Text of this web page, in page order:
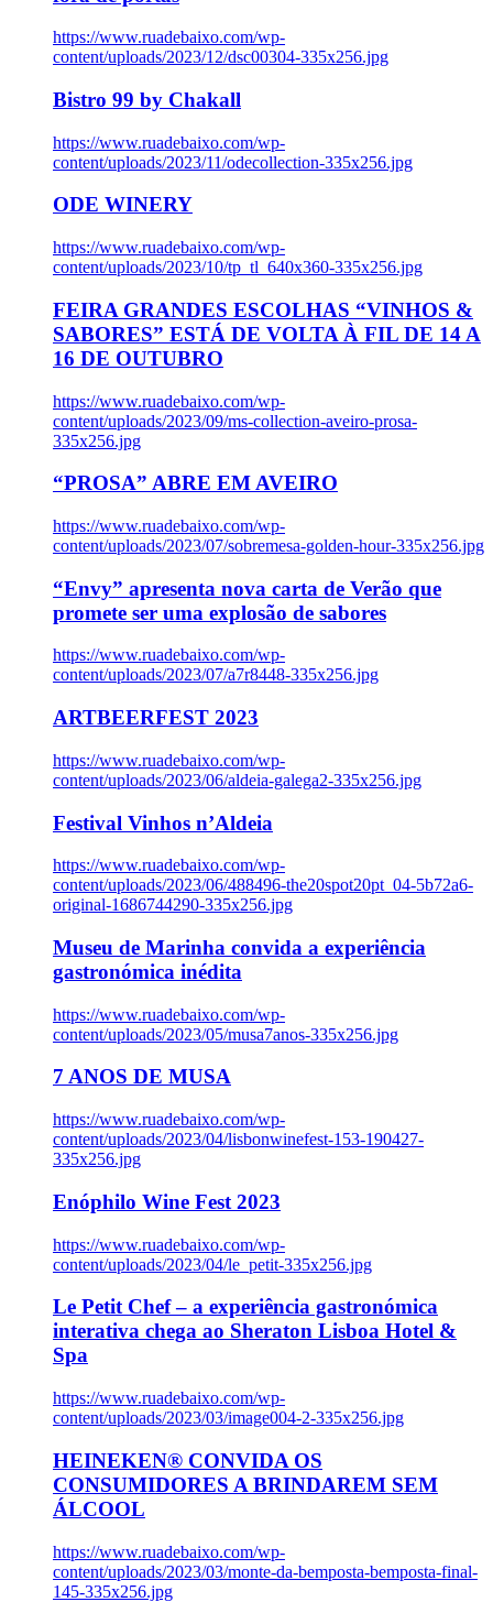
https://www.ruadebaixo.com/wp-
content/uploads/2023/12/dsc00304-335x256.jpg
Bistro 99 by Chakall
https://www.ruadebaixo.com/wp-
content/uploads/2023/11/odecollection-335x256.jpg
ODE WINERY
https://www.ruadebaixo.com/wp-
content/uploads/2023/10/tp_tl_640x360-335x256.jpg
FEIRA GRANDES ESCOLHAS “VINHOS &
SABORES” ESTÁ DE VOLTA À FIL DE 14 A
16 DE OUTUBRO
https://www.ruadebaixo.com/wp-
content/uploads/2023/09/ms-collection-aveiro-prosa-
335x256.jpg
“PROSA” ABRE EM AVEIRO
https://www.ruadebaixo.com/wp-
content/uploads/2023/07/sobremesa-golden-hour-335x256.jpg
“Envy” apresenta nova carta de Verão que
promete ser uma explosão de sabores
https://www.ruadebaixo.com/wp-
content/uploads/2023/07/a7r8448-335x256.jpg
ARTBEERFEST 2023
https://www.ruadebaixo.com/wp-
content/uploads/2023/06/aldeia-galega2-335x256.jpg
Festival Vinhos n’Aldeia
https://www.ruadebaixo.com/wp-
content/uploads/2023/06/488496-the20spot20pt_04-5b72a6-
original-1686744290-335x256.jpg
Museu de Marinha convida a experiência
gastronómica inédita
https://www.ruadebaixo.com/wp-
content/uploads/2023/05/musa7anos-335x256.jpg
7 ANOS DE MUSA
https://www.ruadebaixo.com/wp-
content/uploads/2023/04/lisbonwinefest-153-190427-
335x256.jpg
Enóphilo Wine Fest 2023
https://www.ruadebaixo.com/wp-
content/uploads/2023/04/le_petit-335x256.jpg
Le Petit Chef – a experiência gastronómica
interativa chega ao Sheraton Lisboa Hotel &
Spa
https://www.ruadebaixo.com/wp-
content/uploads/2023/03/image004-2-335x256.jpg
HEINEKEN® CONVIDA OS
CONSUMIDORES A BRINDAREM SEM
ÁLCOOL
https://www.ruadebaixo.com/wp-
content/uploads/2023/03/monte-da-bemposta-bemposta-final-
145-335x256.jpg